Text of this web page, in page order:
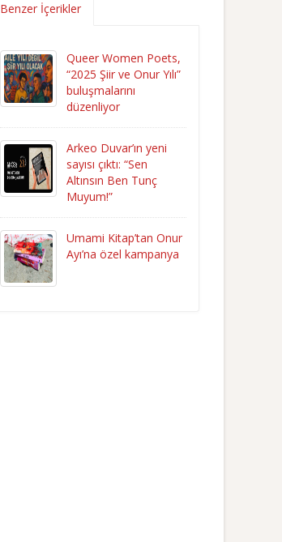
Benzer İçerikler
Queer Women Poets,
“2025 Şiir ve Onur Yılı”
buluşmalarını
düzenliyor
Arkeo Duvar’ın yeni
sayısı çıktı: “Sen
Altınsın Ben Tunç
Muyum!”
Umami Kitap’tan Onur
Ayı’na özel kampanya